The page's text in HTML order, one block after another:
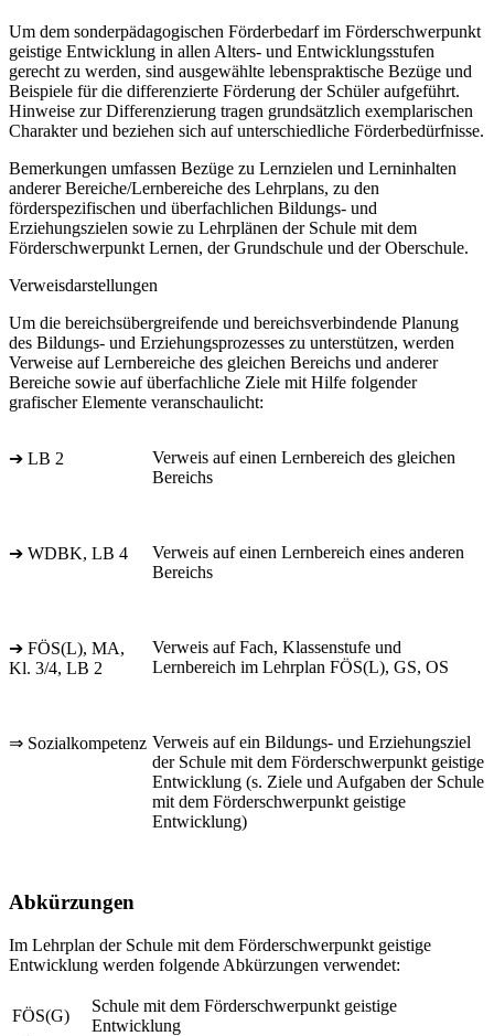
Um dem sonderpädagogischen Förderbedarf im Förderschwerpunkt
geistige Entwicklung in allen Alters- und Entwicklungsstufen
gerecht zu werden, sind ausgewählte lebenspraktische Bezüge und
Beispiele für die differenzierte Förderung der Schüler aufgeführt.
Hinweise zur Differenzierung tragen grundsätzlich exemplarischen
Charakter und beziehen sich auf unterschiedliche Förderbedürfnisse.
Bemerkungen umfassen Bezüge zu Lernzielen und Lerninhalten
anderer Bereiche/Lernbereiche des Lehrplans, zu den
förderspezifischen und überfachlichen Bildungs- und
Erziehungszielen sowie zu Lehrplänen der Schule mit dem
Förderschwerpunkt Lernen, der Grundschule und der Oberschule.
Verweisdarstellungen
Um die bereichsübergreifende und bereichsverbindende Planung
des Bildungs- und Erziehungsprozesses zu unterstützen, werden
Verweise auf Lernbereiche des gleichen Bereichs und anderer
Bereiche sowie auf überfachliche Ziele mit Hilfe folgender
grafischer Elemente veranschaulicht:
➔ LB 2
Verweis auf einen Lernbereich des gleichen
Bereichs
➔ WDBK, LB 4
Verweis auf einen Lernbereich eines anderen
Bereichs
➔ FÖS(L), MA,
Kl. 3/4, LB 2
Verweis auf Fach, Klassenstufe und
Lernbereich im Lehrplan FÖS(L), GS, OS
⇒ Sozialkompetenz Verweis auf ein Bildungs- und Erziehungsziel
der Schule mit dem Förderschwerpunkt geistige
Entwicklung (s. Ziele und Aufgaben der Schule
mit dem Förderschwerpunkt geistige
Entwicklung)
Abkürzungen
Im Lehrplan der Schule mit dem Förderschwerpunkt geistige
Entwicklung werden folgende Abkürzungen verwendet:
FÖS(G)
Schule mit dem Förderschwerpunkt geistige
Entwicklung